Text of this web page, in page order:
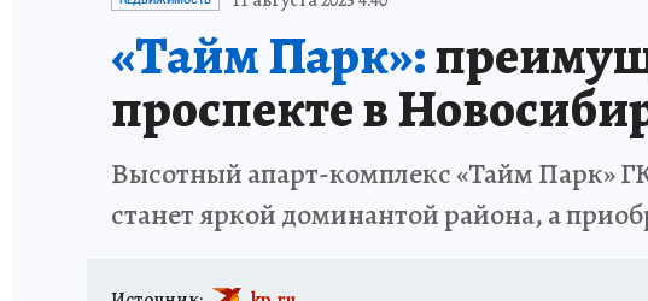
«Тайм Парк»:
проспекте в
Высотный апарт-комплекс «Тайм Парк»
станет яркой доминантой района, а